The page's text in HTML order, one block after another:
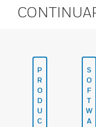
P
R
O
D
U
C
S
O
F
T
W
A